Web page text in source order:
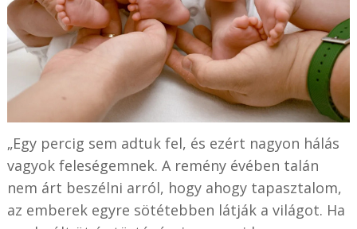
„Egy percig sem adtuk fel, és ezért nagyon hálás
vagyok feleségemnek. A remény évében talán
nem árt beszélni arról, hogy ahogy tapasztalom,
az emberek egyre sötétebben látják a világot. Ha